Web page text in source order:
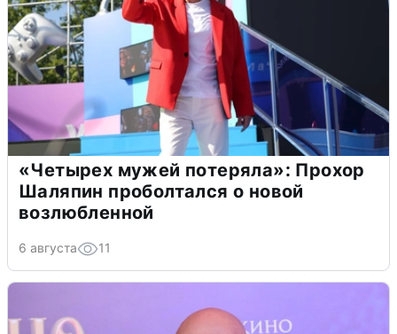
«Четырех мужей потеряла»: Прохор
Шаляпин проболтался о новой
возлюбленной
6 августа 11